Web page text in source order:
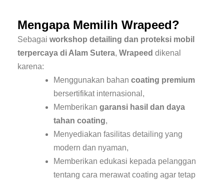
Mengapa Memilih Wrapeed?
Sebagai workshop detailing dan proteksi mobil
terpercaya di Alam Sutera, Wrapeed dikenal
karena:
Menggunakan bahan coating premium
bersertifikat internasional,
Memberikan garansi hasil dan daya
tahan coating,
Menyediakan fasilitas detailing yang
modern dan nyaman,
Memberikan edukasi kepada pelanggan
tentang cara merawat coating agar tetap